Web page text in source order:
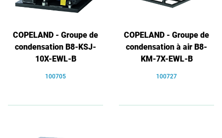
COPELAND - Groupe de
condensation B8-KSJ-
10X-EWL-B
100705
COPELAND - Groupe de
condensation à air B8-
KM-7X-EWL-B
100727